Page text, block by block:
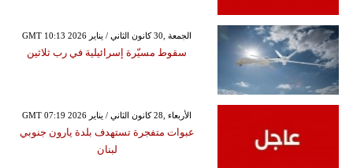
GMT 10:13 2026 الجمعة ,30 كانون الثاني / يناير
سقوط مسيّرة إسرائيلية في رب ثلاثين
GMT 07:19 2026 الأربعاء ,28 كانون الثاني / يناير
عبوات متفجرة تستهدف بلدة يارون جنوبي
لبنان